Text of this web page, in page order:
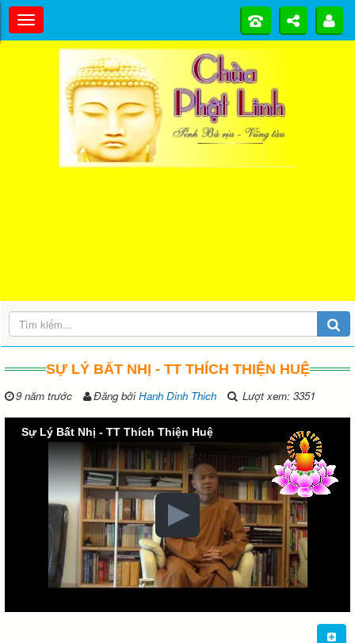
SỰ LÝ BẤT NHỊ - TT THÍCH THIỆN HUỆ
9 năm trước Đăng bởiHanh Dinh Thich Lượt xem: 3351
Sự Lý Bất Nhị - TT Thích Thiện Huệ